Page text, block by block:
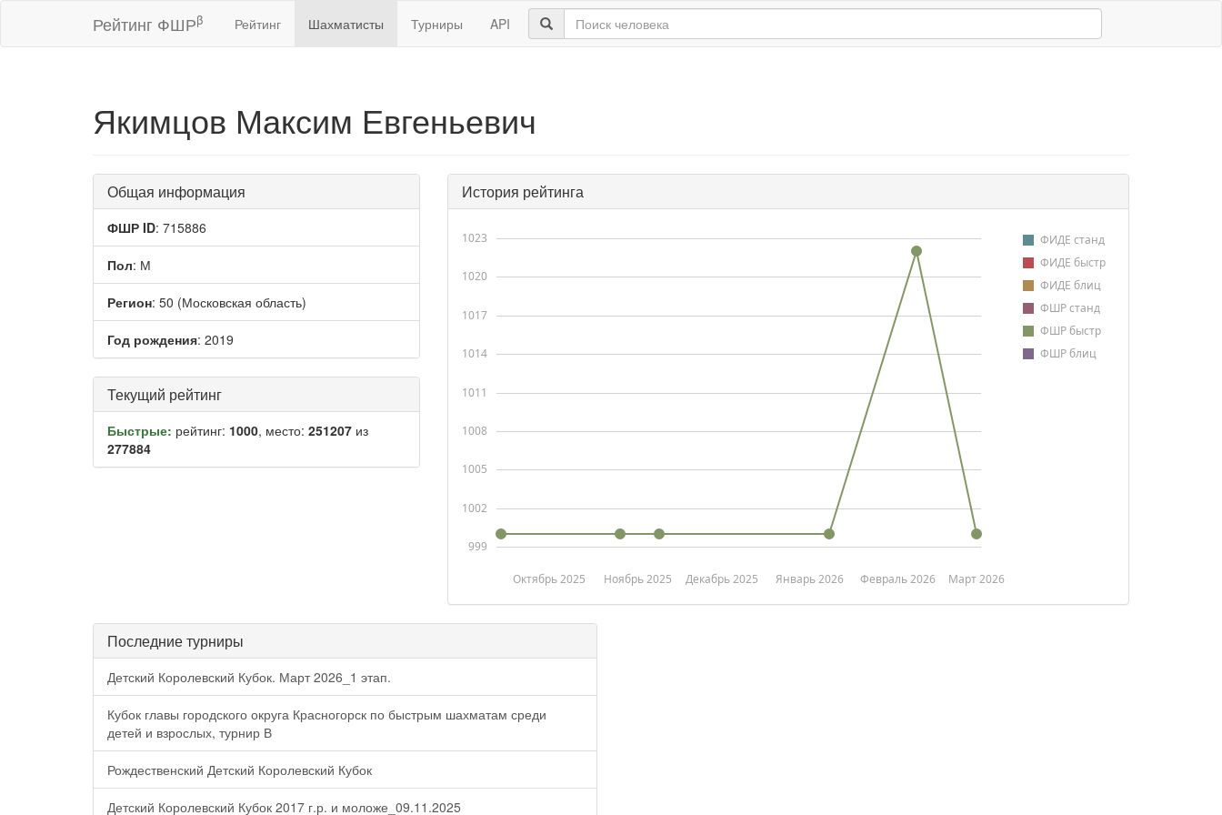
Рейтинг ФШРβ Рейтинг Шахматисты Турниры API
Якимцов Максим Евгеньевич
Общая информация
ФШР ID: 715886
Пол: М
Регион: 50 (Московская область)
Год рождения: 2019
Текущий рейтинг
Быстрые: рейтинг: 1000, место: 251207 из
277884
История рейтинга
ФИДЕ станд
ФИДЕ быстр
ФИДЕ блиц
ФШР станд
ФШР быстр
ФШР блиц
Октябрь 2025 Ноябрь 2025 Декабрь 2025 Январь 2026 Февраль 2026 Март 2026
999
1002
1005
1008
1011
1014
1017
1020
1023
Последние турниры
Детский Королевский Кубок. Март 2026_1 этап.
Кубок главы городского округа Красногорск по быстрым шахматам среди
детей и взрослых, турнир В
Рождественский Детский Королевский Кубок
Детский Королевский Кубок 2017 г.р. и моложе_09.11.2025